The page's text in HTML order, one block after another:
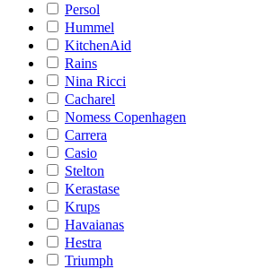
Persol
Hummel
KitchenAid
Rains
Nina Ricci
Cacharel
Nomess Copenhagen
Carrera
Casio
Stelton
Kerastase
Krups
Havaianas
Hestra
Triumph